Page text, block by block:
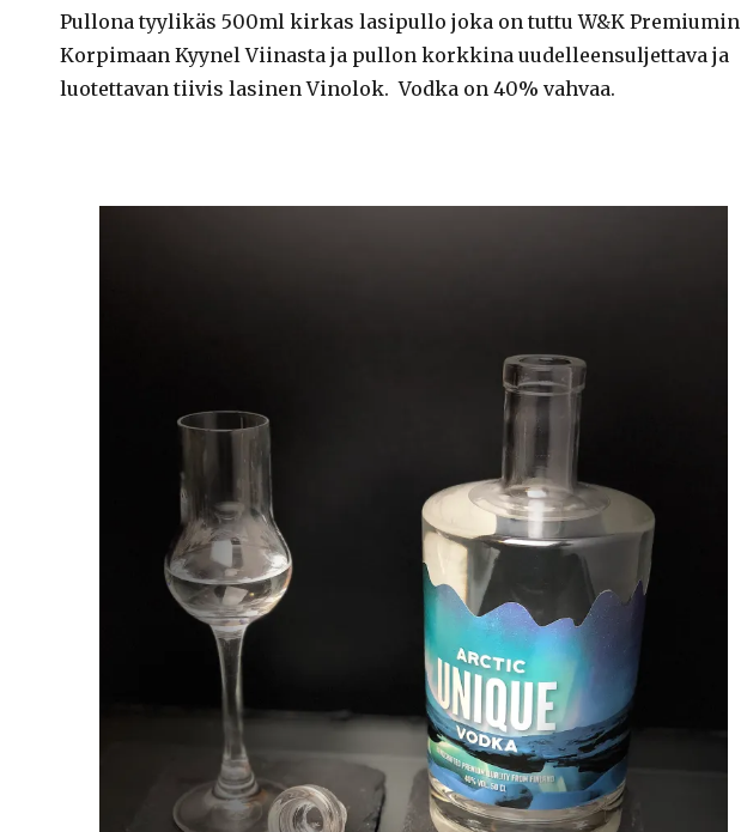
Pullona tyylikäs 500ml kirkas lasipullo joka on tuttu W&K Premiumin
Korpimaan Kyynel Viinasta ja pullon korkkina uudelleensuljettava ja
luotettavan tiivis lasinen Vinolok. Vodka on 40% vahvaa.